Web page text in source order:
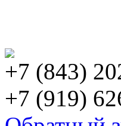
+7 (843)
+7 (919)